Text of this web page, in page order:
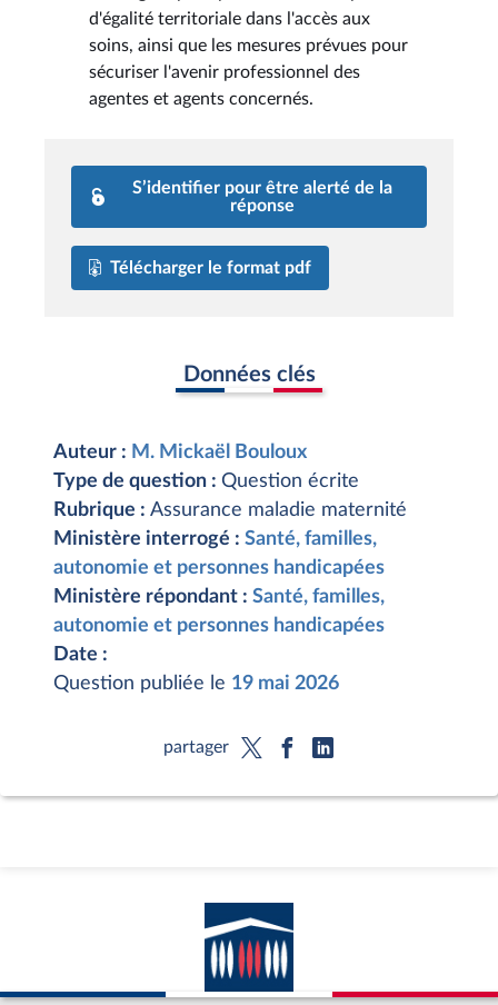
d'égalité territoriale dans l'accès aux
soins, ainsi que les mesures prévues pour
sécuriser l'avenir professionnel des
agentes et agents concernés.
S’identifier pour être alerté de la
réponse
Télécharger le format pdf
Données clés
Auteur : M. Mickaël Bouloux
Type de question : Question écrite
Rubrique : Assurance maladie maternité
Ministère interrogé : Santé, familles,
autonomie et personnes handicapées
Ministère répondant : Santé, familles,
autonomie et personnes handicapées
Date :
Question publiée le 19 mai 2026
partager